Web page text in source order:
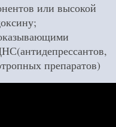
или высокой
препаратов)